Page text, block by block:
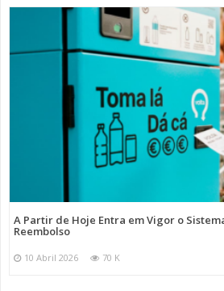
A Partir de Hoje Entra em Vigor o
Reembolso
10 Abril 2026 70 K